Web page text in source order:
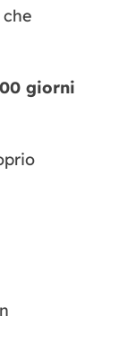
giorni